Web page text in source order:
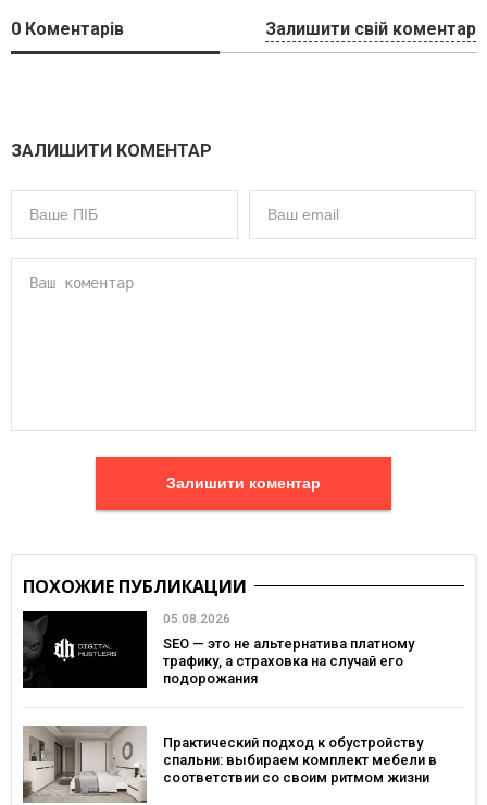
0 Коментарів Залишити свій коментар
ЗАЛИШИТИ КОМЕНТАР
Залишити коментар
ПОХОЖИЕ ПУБЛИКАЦИИ
05.08.2026
SEO — это не альтернатива платному
трафику, а страховка на случай его
подорожания
Практический подход к обустройству
спальни: выбираем комплект мебели в
соответствии со своим ритмом жизни